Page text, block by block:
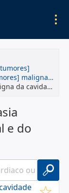
exceto dos tecidos linfático, hematopoético e tecidos correlatos
nasal e do ouvido médio
e do